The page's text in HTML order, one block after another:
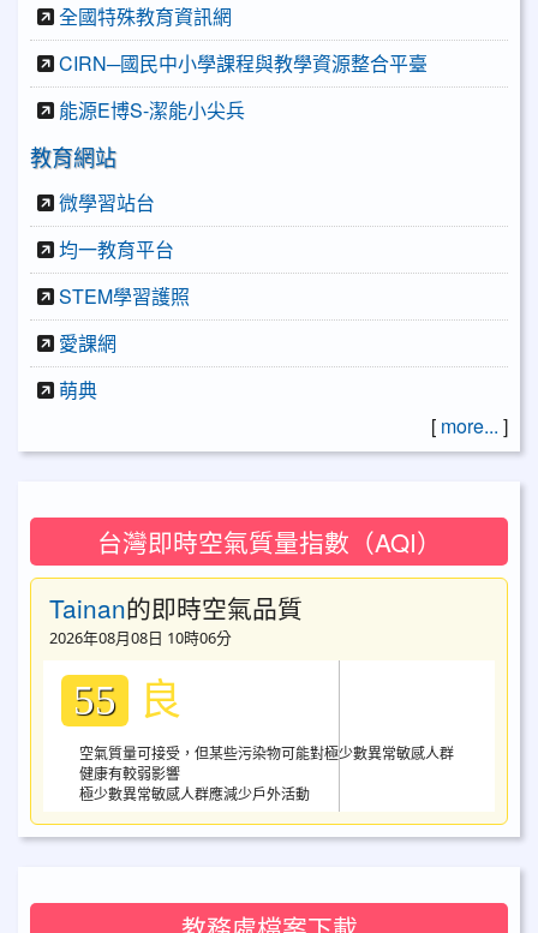
全國特殊教育資訊網
CIRN─國民中小學課程與教學資源整合平臺
能源E博S-潔能小尖兵
教育網站
微學習站台
均一教育平台
STEM學習護照
愛課網
萌典
[ more... ]
台灣即時空氣質量指數（AQI）
Tainan的即時空氣品質
2026年08月08日 10時06分
55 良
空氣質量可接受，但某些污染物可能對極少數異常敏感人群
健康有較弱影響
極少數異常敏感人群應減少戶外活動